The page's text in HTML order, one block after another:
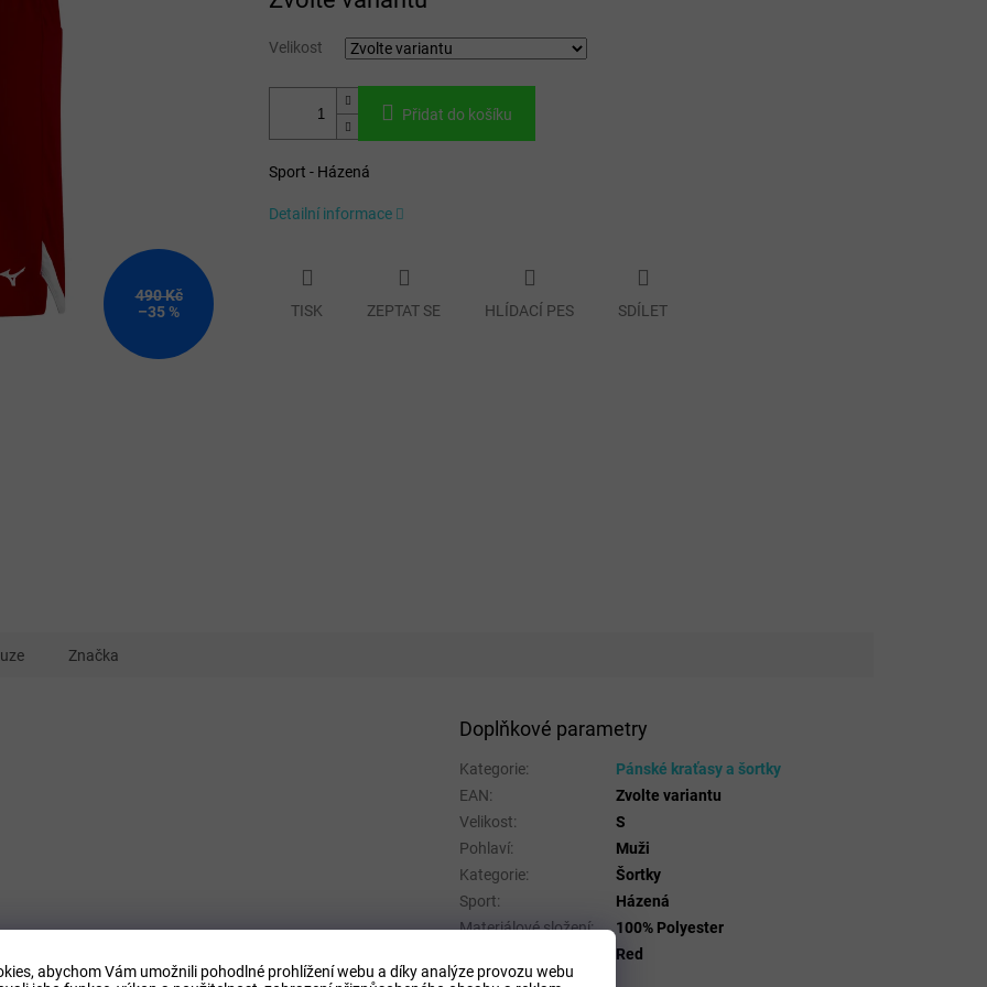
abychom Vám umožnili pohodlné prohlížení webu a díky analýze provozu webu
490 Kč
–35 %
Velikost
Přidat do košíku
Sport - Házená
Detailní informace
TISK ZEPTAT SE HLÍDACÍ PES SDÍLET
Značka
Doplňkové parametry
Kategorie:
Pánské kraťasy a šortky
EAN:
Zvolte variantu
Velikost:
S
Pohlaví:
Muži
Kategorie:
Šortky
Sport:
Házená
Materiálové složení:
100% Polyester
Red